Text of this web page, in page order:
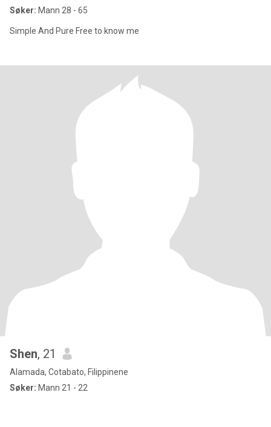
Søker: Mann 28 - 65
Simple And Pure Free to know me
Shen, 21
Alamada, Cotabato, Filippinene
Søker: Mann 21 - 22